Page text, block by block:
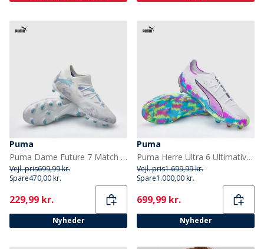
Puma
Puma Dame Future 7 Match Brilliance FG/AG Faste/Kunstgræs Fodboldstøvler Puma White
Vejl. pris699,99 kr.
Spare470,00 kr.
Current
229,99 kr.
Nyheder
Puma
Puma Herre Ultra 6 Ultimativ Brillians FG Fast Bund Fodboldstøvler Puma White
Vejl. pris1.699,99 kr.
Spare1.000,00 kr.
Current
699,99 kr.
Nyheder